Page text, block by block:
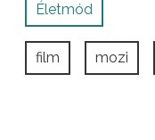
Életmód
film mozi